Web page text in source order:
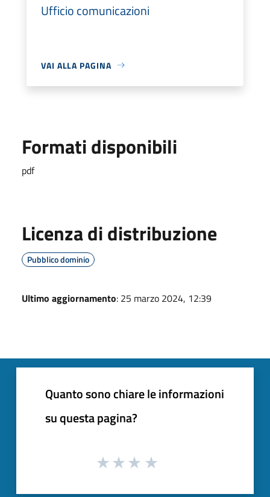
Ufficio comunicazioni
VAI ALLA PAGINA
Formati disponibili
pdf
Licenza di distribuzione
Pubblico dominio
Ultimo aggiornamento: 25 marzo 2024, 12:39
Quanto sono chiare le informazioni
su questa pagina?